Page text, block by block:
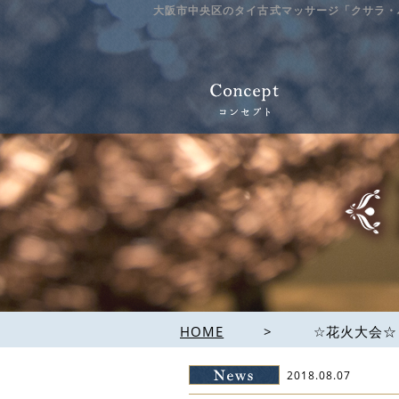
大阪市中央区のタイ古式マッサージ「クサラ
HOME > ☆花火大会☆
2018.08.07